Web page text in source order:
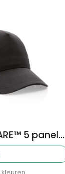
Impact AWARE™ 5 panel 190gr gerecycled katoenen cap